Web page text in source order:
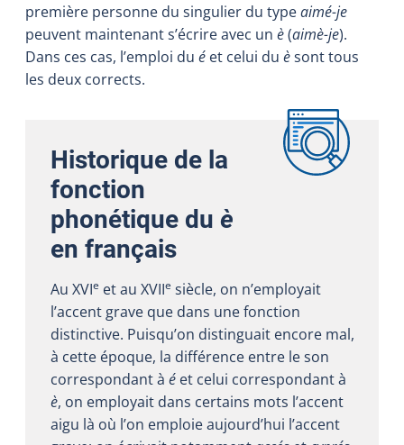
première personne du singulier du typeaimé-je
peuvent maintenant s’écrire avec un è(aimè-je).
Dans ces cas, l’emploi du é et celui du èsont tous
les deux corrects.
Historique de la
fonction
phonétique du è
en français
Au XVIe et au XVIIe siècle, on n’employait
l’accent grave que dans une fonction
distinctive. Puisqu’on distinguait encore mal,
à cette époque, la différence entre le son
correspondant à é et celui correspondant à
è, on employait dans certains mots l’accent
aigu là où l’on emploie aujourd’hui l’accent